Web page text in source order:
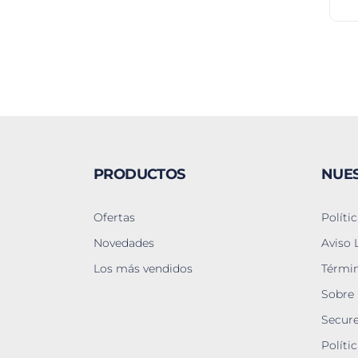
PRODUCTOS
Ofertas
Novedades
Los más vendidos
Aviso